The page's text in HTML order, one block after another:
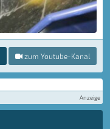
zum Youtube-Kanal
Anzeige